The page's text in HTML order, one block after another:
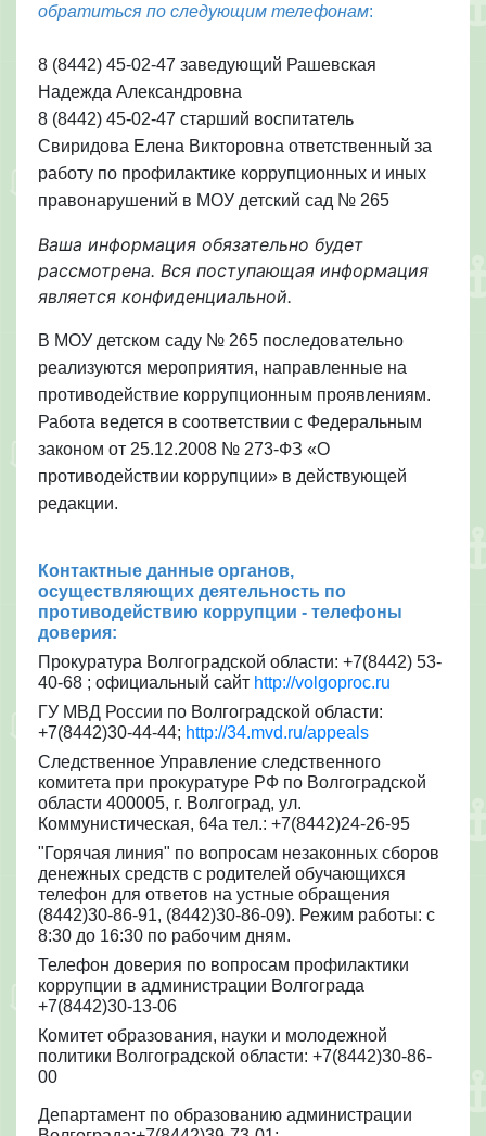
обратиться по следующим телефонам:
8 (8442) 45-02-47 заведующий Рашевская
Надежда Александровна
8 (8442) 45-02-47 старший воспитатель
Свиридова Елена Викторовна ответственный за
работу по профилактике коррупционных и иных
правонарушений в МОУ детский сад № 265
Ваша информация обязательно будет
рассмотрена. Вся поступающая информация
является конфиденциальной.
В МОУ детском саду № 265 последовательно
реализуются мероприятия, направленные на
противодействие коррупционным проявлениям.
Работа ведется в соответствии с Федеральным
законом от 25.12.2008 № 273-ФЗ «О
противодействии коррупции» в действующей
редакции.
Контактные данные органов,
осуществляющих деятельность по
противодействию коррупции - телефоны
доверия:
Прокуратура Волгоградской области: +7(8442) 53-
40-68 ; официальный сайт http://volgoproc.ru
ГУ МВД России по Волгоградской области:
+7(8442)30-44-44; http://34.mvd.ru/appeals
Следственное Управление следственного
комитета при прокуратуре РФ по Волгоградской
области 400005, г. Волгоград, ул.
Коммунистическая, 64а тел.: +7(8442)24-26-95
"Горячая линия" по вопросам незаконных сборов
денежных средств с родителей обучающихся
телефон для ответов на устные обращения
(8442)30-86-91, (8442)30-86-09). Режим работы: с
8:30 до 16:30 по рабочим дням.
Телефон доверия по вопросам профилактики
коррупции в администрации Волгограда
+7(8442)30-13-06
Комитет образования, науки и молодежной
политики Волгоградской области: +7(8442)30-86-
00
Департамент по образованию администрации